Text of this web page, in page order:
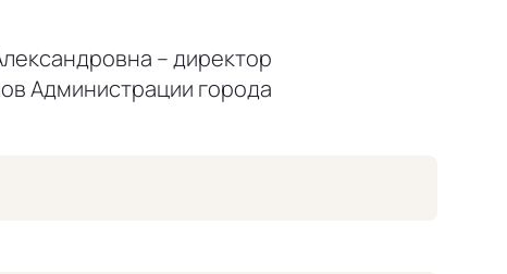
– директор
Администрации города